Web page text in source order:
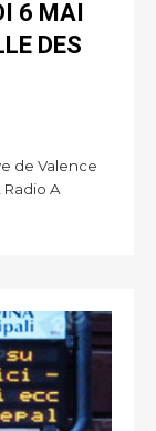
6 MAI
DES
de Valence
Radio A